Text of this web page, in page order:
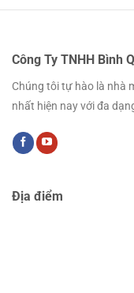
Công Ty TNHH Bình
Chúng tôi tự hào là nhà
nhất hiện nay với đa
Địa điểm